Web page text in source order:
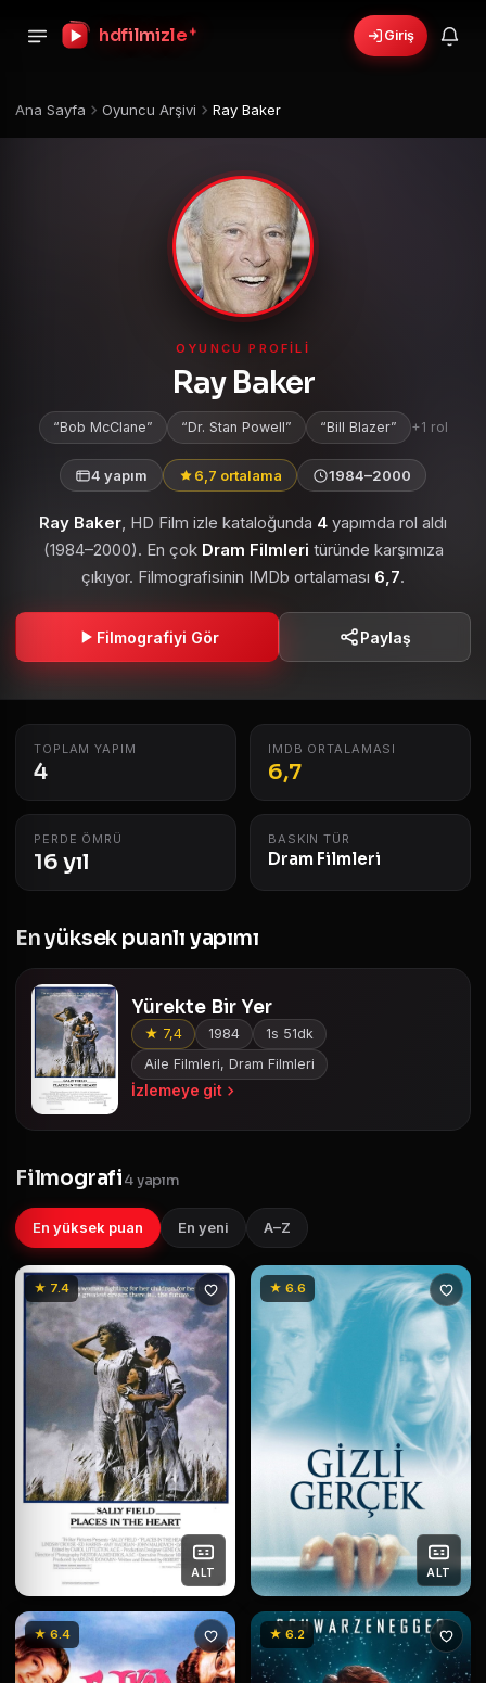
hdfilmizle + Giriş
Ana Sayfa Oyuncu Arşivi Ray Baker
OYUNCU PROFILI
Ray Baker
Bob McClane Dr. Stan Powell Bill Blazer +1 rol
4 yapım 6,7 ortalama 1984–2000
Ray Baker, HD Film izle kataloğunda 4 yapımda rol aldı
(1984–2000). En çok Dram Filmleri türünde karşımıza
çıkıyor. Filmografisinin IMDb ortalaması 6,7.
Filmografiyi Gör Paylaş
TOPLAM YAPIM
4
IMDB ORTALAMASI
6,7
PERDE ÖMRÜ
16 yıl
BASKIN TÜR
Dram Filmleri
En yüksek puanlı yapımı
Yürekte Bir Yer
★ 7,4 1984
1s 51dk
Aile Filmleri, Dram Filmleri
İzlemeye git
Filmografi4 yapım
En yüksek puan En yeni A–Z
★ 7.4
ALT
★ 6.6
ALT
★ 6.4 ★ 6.2